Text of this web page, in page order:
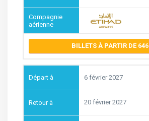
BILLETS À PARTIR DE 646
6 février 2027
20 février 2027